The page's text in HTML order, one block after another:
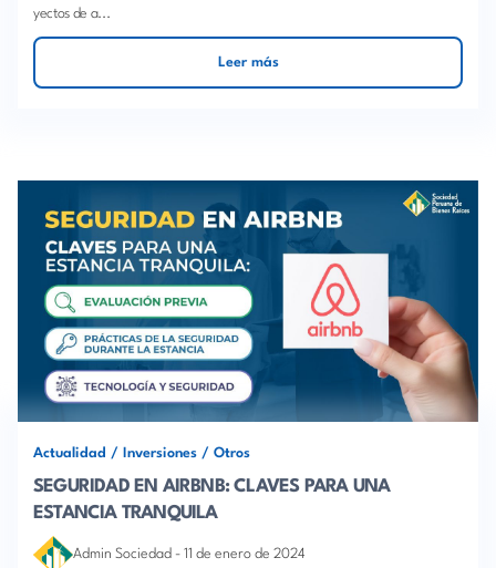
yectos de a...
Leer más
Actualidad / Inversiones / Otros
SEGURIDAD EN AIRBNB: CLAVES PARA UNA
ESTANCIA TRANQUILA
Admin Sociedad - 11 de enero de 2024